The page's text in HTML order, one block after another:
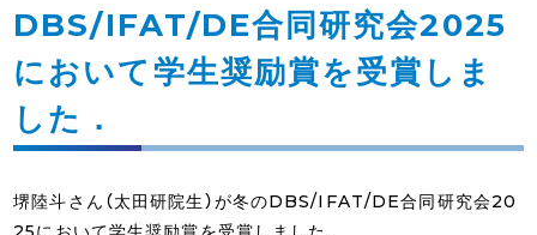
DBS/IFAT/DE合同研究会2025
において学生奨励賞を受賞しま
した．
堺陸斗さん（太田研院生）が冬のDBS/IFAT/DE合同研究会20